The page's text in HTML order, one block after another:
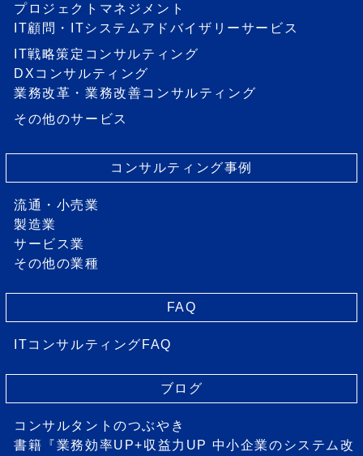
プロジェクトマネジメント
IT顧問・ITシステムアドバイザリーサービス
IT戦略策定コンサルティング
DXコンサルティング
業務改革・業務改善コンサルティング
その他のサービス
コンサルティング事例
流通・小売業
製造業
サービス業
その他の業種
FAQ
ITコンサルティングFAQ
ブログ
コンサルタントのつぶやき
書籍『業務効率UP+収益力UP 中小企業のシステム改